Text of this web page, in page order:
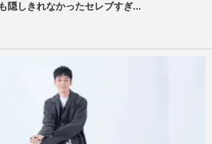
隠しきれなかったセレブすぎ...